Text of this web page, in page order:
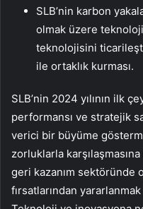
SLB’nin karbon
olmak üzere
teknolojisini
ile ortaklık kurması.
SLB’nin 2024 yılının ilk
performansı ve stratejik
verici bir büyüme
zorluklarla
geri kazanım sektöründe
fırsatlarından